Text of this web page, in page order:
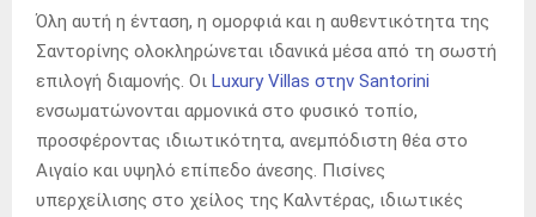
Όλη αυτή η ένταση, η ομορφιά και η αυθεντικότητα της
Σαντορίνης ολοκληρώνεται ιδανικά μέσα από τη σωστή
επιλογή διαμονής. Οι Luxury Villas στην Santorini
ενσωματώνονται αρμονικά στο φυσικό τοπίο,
προσφέροντας ιδιωτικότητα, ανεμπόδιστη θέα στο
Αιγαίο και υψηλό επίπεδο άνεσης. Πισίνες
υπερχείλισης στο χείλος της Καλντέρας, ιδιωτικές